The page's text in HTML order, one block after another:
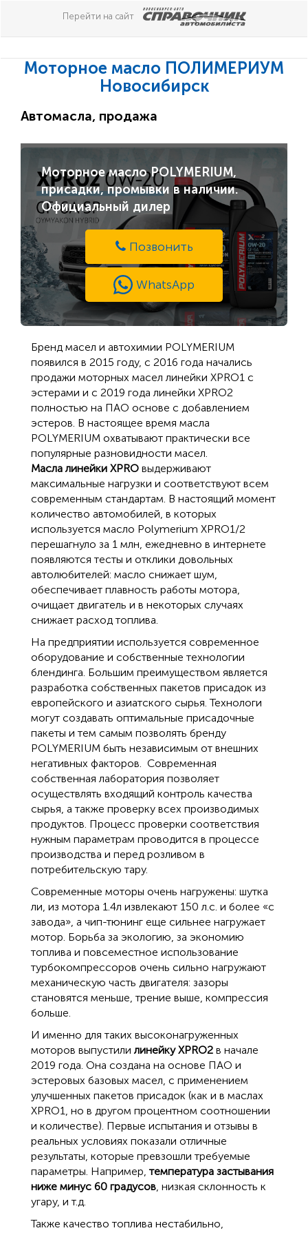
Перейти на сайт
Моторное масло ПОЛИМЕРИУМ
Новосибирск
Автомасла, продажа
Моторное масло POLYMERIUM,
присадки, промывки в наличии.
Официальный дилер
Позвонить
WhatsApp
Бренд масел и автохимии POLYMERIUM
появился в 2015 году, с 2016 года начались
продажи моторных масел линейки XPRO1 с
эстерами и с 2019 года линейки XPRO2
полностью на ПАО основе с добавлением
эстеров. В настоящее время масла
POLYMERIUM охватывают практически все
популярные разновидности масел.
Масла линейки XPRO выдерживают
максимальные нагрузки и соответствуют всем
современным стандартам. В настоящий момент
количество автомобилей, в которых
используется масло Polymerium XPRO1/2
перешагнуло за 1 млн, ежедневно в интернете
появляются тесты и отклики довольных
автолюбителей: масло снижает шум,
обеспечивает плавность работы мотора,
очищает двигатель и в некоторых случаях
снижает расход топлива.
На предприятии используется современное
оборудование и собственные технологии
блендинга. Большим преимуществом является
разработка собственных пакетов присадок из
европейского и азиатского сырья. Технологи
могут создавать оптимальные присадочные
пакеты и тем самым позволять бренду
POLYMERIUM быть независимым от внешних
негативных факторов. Современная
собственная лаборатория позволяет
осуществлять входящий контроль качества
сырья, а также проверку всех производимых
продуктов. Процесс проверки соответствия
нужным параметрам проводится в процессе
производства и перед розливом в
потребительскую тару.
Современные моторы очень нагружены: шутка
ли, из мотора 1.4л извлекают 150 л.с. и более «с
завода», а чип-тюнинг еще сильнее нагружает
мотор. Борьба за экологию, за экономию
топлива и повсеместное использование
турбокомпрессоров очень сильно нагружают
механическую часть двигателя: зазоры
становятся меньше, трение выше, компрессия
больше.
И именно для таких высоконагруженных
моторов выпустили линейку XPRO2 в начале
2019 года. Она создана на основе ПАО и
эстеровых базовых масел, с применением
улучшенных пакетов присадок (как и в маслах
XPRO1, но в другом процентном соотношении
и количестве). Первые испытания и отзывы в
реальных условиях показали отличные
результаты, которые превзошли требуемые
параметры. Например, температура застывания
ниже минус 60 градусов, низкая склонность к
угару, и т.д.
Также качество топлива нестабильно,